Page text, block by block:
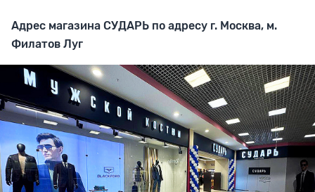
Адрес магазина СУДАРЬ по адресу г. Москва, м.
Филатов Луг